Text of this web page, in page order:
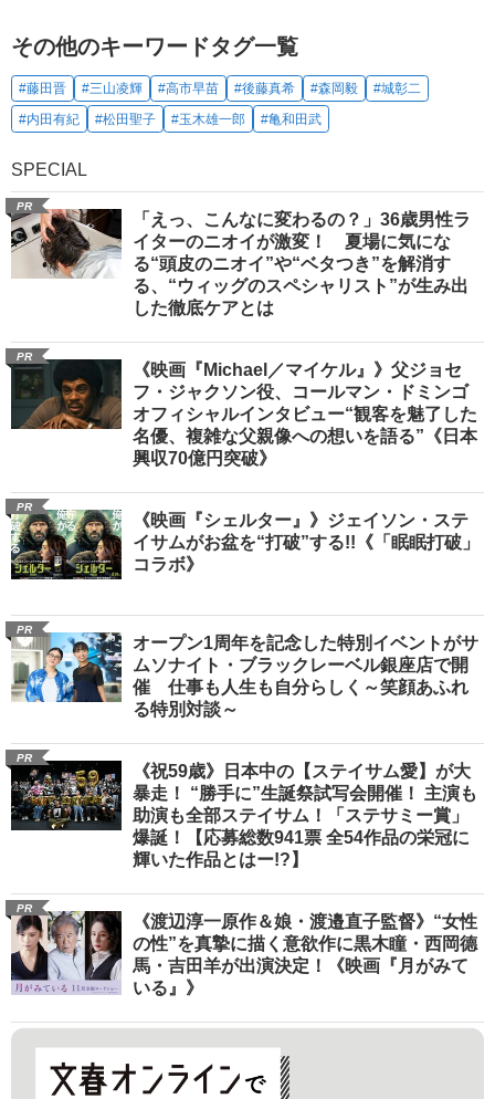
その他のキーワードタグ一覧
#藤田晋 #三山凌輝 #高市早苗 #後藤真希 #森岡毅
#城彰二
#内田有紀
#松田聖子 #玉木雄一郎 #亀和田武
SPECIAL
PR
「えっ、こんなに変わるの？」36歳男性ラ
イターのニオイが激変！ 夏場に気にな
る“頭皮のニオイ”や“ベタつき”を解消す
る、“ウィッグのスペシャリスト”が生み出
した徹底ケアとは
PR
《映画『Michael／マイケル』》父ジョセ
フ・ジャクソン役、コールマン・ドミンゴ
オフィシャルインタビュー“観客を魅了した
名優、複雑な父親像への想いを語る”《日本
興収70億円突破》
PR
《映画『シェルター』》ジェイソン・ステ
イサムがお盆を“打破”する!!《「眠眠打破」
コラボ》
PR
オープン1周年を記念した特別イベントがサ
ムソナイト・ブラックレーベル銀座店で開
催 仕事も人生も自分らしく～笑顔あふれ
る特別対談～
PR
《祝59歳》日本中の【ステイサム愛】が大
暴走！ “勝手に”生誕祭試写会開催！ 主演も
助演も全部ステイサム！「ステサミー賞」
爆誕！【応募総数941票 全54作品の栄冠に
輝いた作品とはー!?】
PR
《渡辺淳一原作＆娘・渡邉直子監督》“女性
の性”を真摯に描く意欲作に黒木瞳・西岡德
馬・吉田羊が出演決定！《映画『月がみて
いる』》